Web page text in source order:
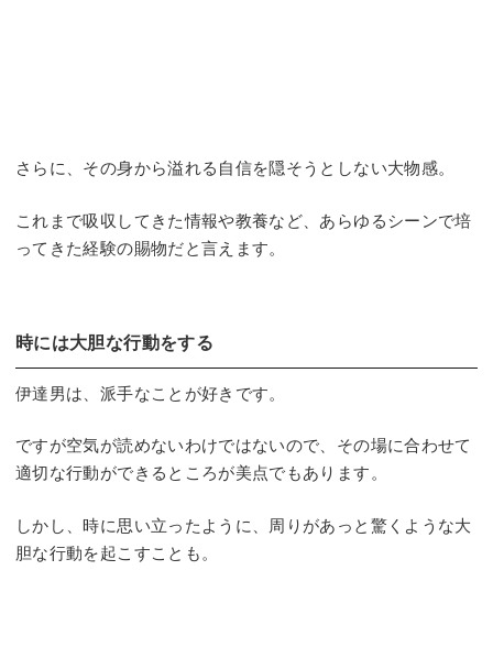
さらに、その身から溢れる自信を隠そうとしない大物感。
これまで吸収してきた情報や教養など、あらゆるシーンで培
ってきた経験の賜物だと言えます。
時には大胆な行動をする
伊達男は、派手なことが好きです。
ですが空気が読めないわけではないので、その場に合わせて
適切な行動ができるところが美点でもあります。
しかし、時に思い立ったように、周りがあっと驚くような大
胆な行動を起こすことも。